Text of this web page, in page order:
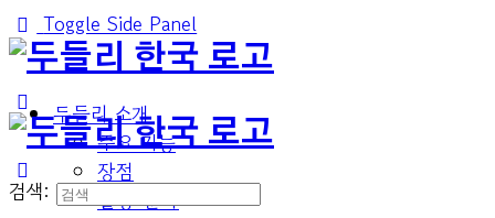
Toggle Side Panel
두들리 소개
주요 기능
장점
활용 분야
검색: